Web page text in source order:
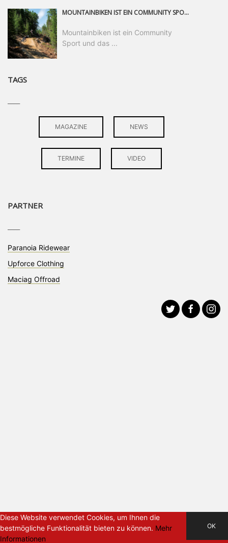
MOUNTAINBIKEN IST EIN COMMUNITY SPORT UND DAS BEWEIST SICH IN DER BIKE REPUBLIC SÖLDEN GERADE EINDRUCKSVOLL AUF ALLEN LEVELN. FREERIDE PROFI, SHAPERIN UND FRISCH GEWÄHLTE SWATCH NINES MVP VERO SANDLER IST BEGEISTERT VON DER VIELFALT DER BIKE DESTINATION, DER NEUEN JUMPLINE UND PLÄDIERT FÜR MUT BEI (FRAUEN) COMMUNITIES. VERO UND IHR VERLOBTER SAM HODGES VERBRINGEN MEHRERE MONATE IN DER BIKE REPUBLIC UND LASSEN UNS DARAN TEILHABEN. UM COMMUNITY GEHT ES AUCH BEI DER PARTNERSCHAFT ZWISCHEN SÖLDEN UND DEM NEUEN RIDERS PARK DONOVALY IN DER SLOWAKEI: DER DORTIGE TOURISMUSDIREKTOR JIRI PEC IST ÜBERZEUGT: VON MEHR BIKEPARKS PROFITIERT DIE GANZE MTB-SZENE – UND MIT DOMINIK LINSER, GESCHÄFTSFÜHRER DER BRS, HAT ER DAMIT DEN PERFEKTEN PARTNER GEFUNDEN.
Mountainbiken ist ein Community
Sport und das ...
TAGS
MAGAZINE NEWS
TERMINE VIDEO
PARTNER
Paranoia Ridewear
Upforce Clothing
Maciag Offroad
OK
Diese Website verwendet Cookies, um Ihnen die
bestmögliche Funktionalität bieten zu können. Mehr
Informationen